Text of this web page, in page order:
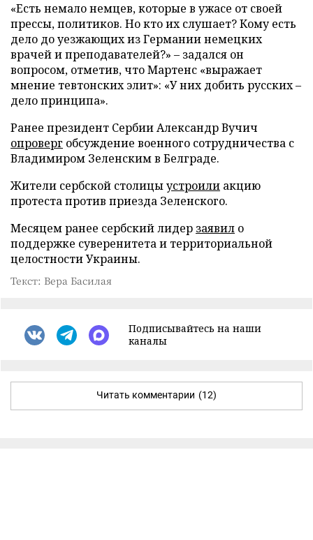
«Есть немало немцев, которые в ужасе от своей
прессы, политиков. Но кто их слушает? Кому есть
дело до уезжающих из Германии немецких
врачей и преподавателей?» – задался он
вопросом, отметив, что Мартенс «выражает
мнение тевтонских элит»: «У них добить русских –
дело принципа».
Ранее президент Сербии Александр Вучич
опроверг обсуждение военного сотрудничества с
Владимиром Зеленским в Белграде.
Жители сербской столицыустроили акцию
протеста против приезда Зеленского.
Месяцем ранее сербский лидер заявил о
поддержке суверенитета и территориальной
целостности Украины.
Текст: Вера Басилая
Подписывайтесь на наши
каналы
Читать комментарии (12)